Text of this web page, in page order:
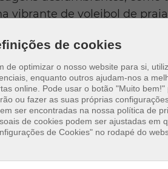
de cookies
de optimizar o nosso website para si,
enquanto outros ajudam-nos a
online.
Pode usar o botão "Muito
ou fazer as suas próprias
ser encontradas na nossa política de
de cookies podem ser ajustadas em
de Cookies" no rodapé do
vibrante de voleibol de
várias oportunidades
de praia em um
tornou-se um esporte
tanto para lazer quanto
informações sobre o
toda a Suíça, vale a pena